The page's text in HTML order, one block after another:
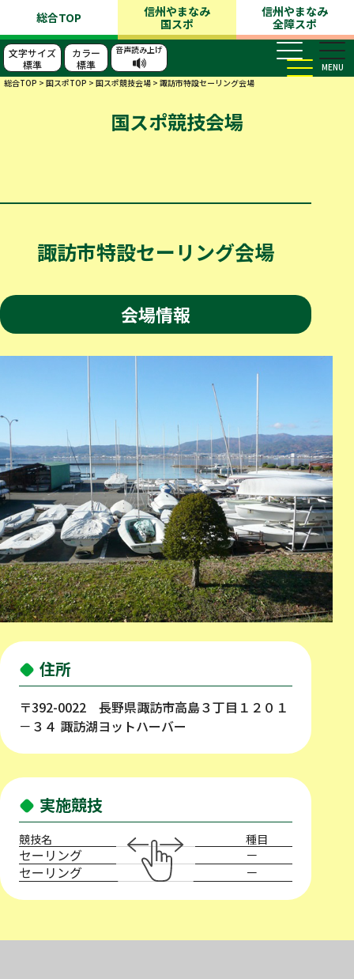
総合TOP
信州やまなみ
国スポ
信州やまなみ
全障スポ
文字サイズ
標準
カラー
標準
音声読み上げ
MENU
総合TOP > 国スポTOP > 国スポ競技会場 > 諏訪市特設セーリング会場
国スポ競技会場
諏訪市特設セーリング会場
会場情報
住所
〒392-0022 長野県諏訪市高島３丁目１２０１
－３４ 諏訪湖ヨットハーバー
実施競技
競技名 種目
セーリング
－
セーリング
－